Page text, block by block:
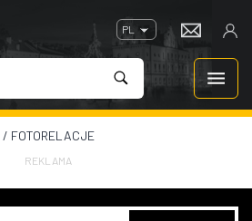
PL
/ FOTORELACJE
REKLAMA